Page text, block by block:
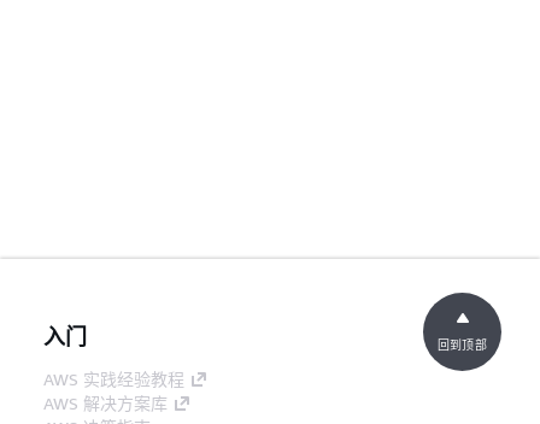
入门
AWS 实践经验教程
AWS 解决方案库
回到顶部